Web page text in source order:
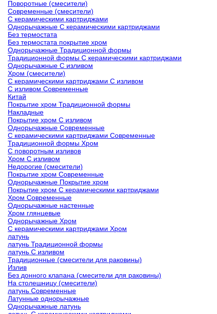
Поворотные (смесители)
Современные (смесители)
С керамическими картриджами
Однорычажные С керамическими картриджами
Без термостата
Без термостата покрытие хром
Однорычажные Традиционной формы
Традиционной формы С керамическими картриджами
Однорычажные С изливом
Хром (смесители)
С керамическими картриджами С изливом
С изливом Современные
Китай
Покрытие хром Традиционной формы
Накладные
Покрытие хром С изливом
Однорычажные Современные
С керамическими картриджами Современные
Традиционной формы Хром
С поворотным изливов
Хром С изливом
Недорогие (смесители)
Покрытие хром Современные
Однорычажные Покрытие хром
Покрытие хром С керамическими картриджами
Хром Современные
Однорычажные настенные
Хром глянцевые
Однорычажные Хром
С керамическими картриджами Хром
латунь
латунь Традиционной формы
латунь С изливом
Традиционные (смесители для раковины)
Излив
Без донного клапана (смесители для раковины)
На столешницу (смесители)
латунь Современные
Латунные однорычажные
Однорычажные латунь